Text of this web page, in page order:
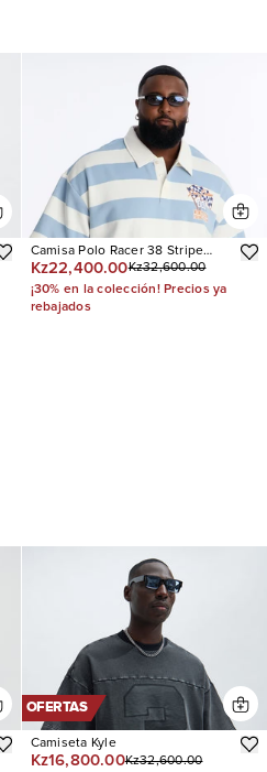
Camisa Polo Racer 38 Stripe
Fleece
Kz22,400.00Kz32,600.00
¡30% en la colección! Precios ya
rebajados
OFERTAS
Camiseta Kyle
Kz16,800.00Kz32,600.00